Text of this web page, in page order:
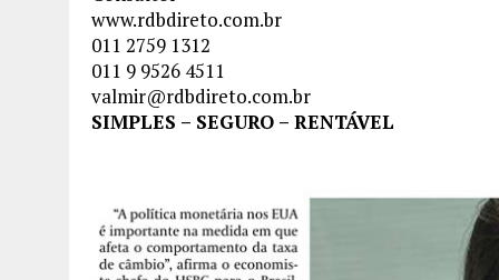
www.rdbdireto.com.br
011 2759 1312
011 9 9526 4511
valmir@rdbdireto.com.br
SIMPLES – SEGURO – RENTÁVEL